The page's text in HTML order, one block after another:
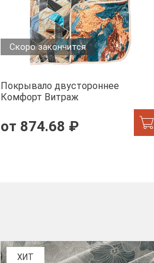
Скоро закончится
Покрывало двустороннее
Комфорт Витраж
от 874.68 ₽
ХИТ